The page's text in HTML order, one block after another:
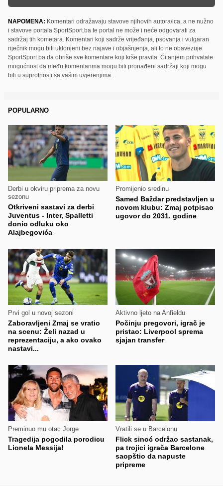
NAPOMENA: Komentari odražavaju stavove njihovih autora/ica, a ne nužno
i stavove portala SportSport.ba te portal ne može i neće odgovarati za
sadržaj tih kometara. Komentari koji sadrže vrijeđanja, psovanja i vulgaran
riječnik mogu biti uklonjeni bez najave i objašnjenja, ali to ne obavezuje
SportSport.ba da obriše sve komentare koji krše pravila. Čitanjem prihvatate
mogućnost da među komentarima mogu biti pronađeni sadržaji koji mogu
biti u suprotnosti sa vašim uvjerenjima.
POPULARNO
Derbi u okviru priprema za novu
sezonu
Otkriveni sastavi za derbi
Juventus - Inter, Spalletti
donio odluku oko
Alajbegovića
Promijenio sredinu
Samed Baždar predstavljen u
novom klubu: Zmaj potpisao
ugovor do 2031. godine
Prvi gol u novoj sezoni
Zaboravljeni Zmaj se vratio
na scenu: Želi nazad u
reprezentaciju, a ako ovako
nastavi...
Aktivno ljeto na Anfieldu
Počinju pregovori, igrač je
pristao: Liverpool sprema
sjajan transfer
Preminuo mu otac Jorge
Tragedija pogodila porodicu
Lionela Messija!
Vratili se u Barcelonu
Flick sinoć održao sastanak,
pa trojici igrača Barcelone
saopštio da napuste
pripreme